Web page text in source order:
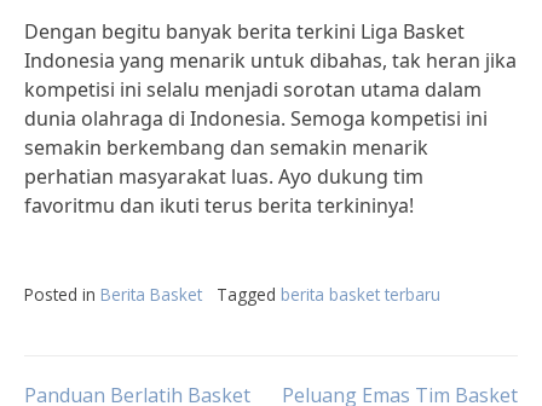
Dengan begitu banyak berita terkini Liga Basket
Indonesia yang menarik untuk dibahas, tak heran jika
kompetisi ini selalu menjadi sorotan utama dalam
dunia olahraga di Indonesia. Semoga kompetisi ini
semakin berkembang dan semakin menarik
perhatian masyarakat luas. Ayo dukung tim
favoritmu dan ikuti terus berita terkininya!
Posted in Berita Basket Tagged berita basket terbaru
Panduan Berlatih Basket
Peluang Emas Tim Basket